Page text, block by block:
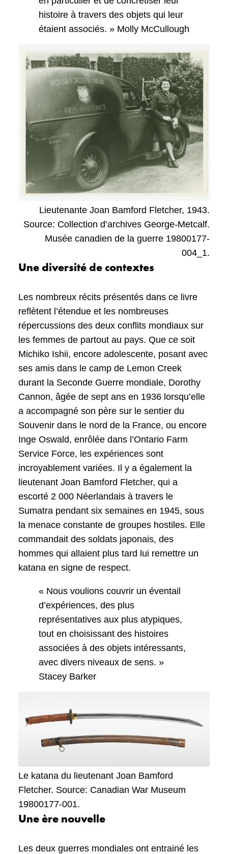
histoire à travers des objets qui leur
étaient associés. » Molly McCullough
Lieutenante Joan Bamford Fletcher, 1943.
Source: Collection d’archives George-Metcalf.
Musée canadien de la guerre 19800177-
004_1.
Une diversité de contextes
Les nombreux récits présentés dans ce livre
reflètent l’étendue et les nombreuses
répercussions des deux conflits mondiaux sur
les femmes de partout au pays. Que ce soit
Michiko Ishii, encore adolescente, posant avec
ses amis dans le camp de Lemon Creek
durant la Seconde Guerre mondiale, Dorothy
Cannon, âgée de sept ans en 1936 lorsqu’elle
a accompagné son père sur le sentier du
Souvenir dans le nord de la France, ou encore
Inge Oswald, enrôlée dans l’Ontario Farm
Service Force, les expériences sont
incroyablement variées. Il y a également la
lieutenant Joan Bamford Fletcher, qui a
escorté 2 000 Néerlandais à travers le
Sumatra pendant six semaines en 1945, sous
la menace constante de groupes hostiles. Elle
commandait des soldats japonais, des
hommes qui allaient plus tard lui remettre un
katana en signe de respect.
« Nous voulions couvrir un éventail
d’expériences, des plus
représentatives aux plus atypiques,
tout en choisissant des histoires
associées à des objets intéressants,
avec divers niveaux de sens. »
Stacey Barker
Le katana du lieutenant Joan Bamford
Fletcher. Source: Canadian War Museum
19800177-001.
Une ère nouvelle
Les deux guerres mondiales ont entrainé les